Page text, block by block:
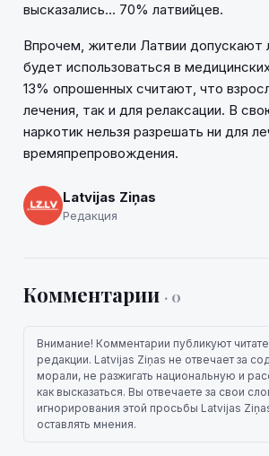
высказались... 70% латвийцев.
Впрочем, жители Латвии допускают
будет использоваться в
13% опрошенных считают, что
лечения, так и для релаксации. В
наркотик нельзя разрешать ни для
времяпрепровождения.
Latvijas Ziņas
Редакция
Комментарии · 0
Внимание! Комментарии публикуют
редакции. Latvijas Ziņas не отвечает за
морали, не разжигать национальную и
как высказаться. Вы отвечаете за свои
игнорирования этой просьбы Latvijas
оставлять мнения.